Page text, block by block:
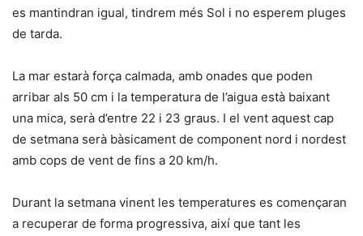
es mantindran igual, tindrem més Sol i no esperem pluges
de tarda.
La mar estarà força calmada, amb onades que poden
arribar als 50 cm i la temperatura de l’aigua està baixant
una mica, serà d’entre 22 i 23 graus. I el vent aquest cap
de setmana serà bàsicament de component nord i nordest
amb cops de vent de fins a 20 km/h.
Durant la setmana vinent les temperatures es començaran
a recuperar de forma progressiva, així que tant les